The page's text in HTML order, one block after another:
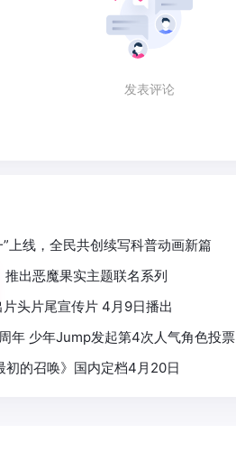
发表评论
”上线，全民共创续写科普动画新篇
出恶魔果实主题联名系列
头片尾宣传片 4月9日播出
年 少年Jump发起第4次人气角色投票
的召唤》国内定档4月20日